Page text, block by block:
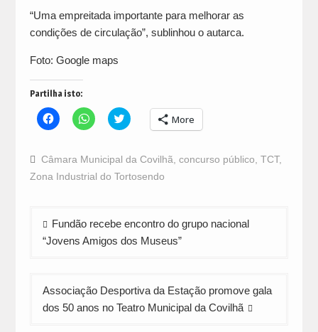
“Uma empreitada importante para melhorar as
condições de circulação”, sublinhou o autarca.
Foto: Google maps
Partilha isto:
Click
to
Facebook
(Opens
in
new
Click
to
WhatsApp
(Opens
in
new
Click
to
Twitter
(Opens
in
new
More
Câmara Municipal da Covilhã concurso público TCT,
Zona Industrial do Tortosendo
Navegação
de
Fundão recebe encontro do grupo nacional
“Jovens Amigos dos Museus”
Associação Desportiva da Estação promove gala
dos 50 anos no Teatro Municipal da Covilhã